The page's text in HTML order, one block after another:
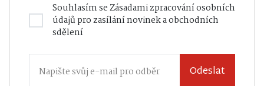
Souhlasím seZásadami zpracování osobních
údajůpro zasílání novinek a obchodních
sdělení
Odeslat